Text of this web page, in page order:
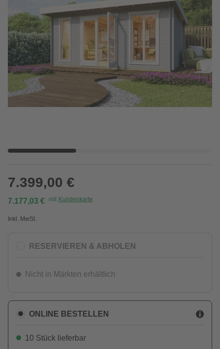
7.399,00 €
7.177,03 € mit Kundenkarte
Inkl. MwSt.
RESERVIEREN & ABHOLEN
Nicht in Märkten erhältlich
ONLINE BESTELLEN
10 Stück lieferbar